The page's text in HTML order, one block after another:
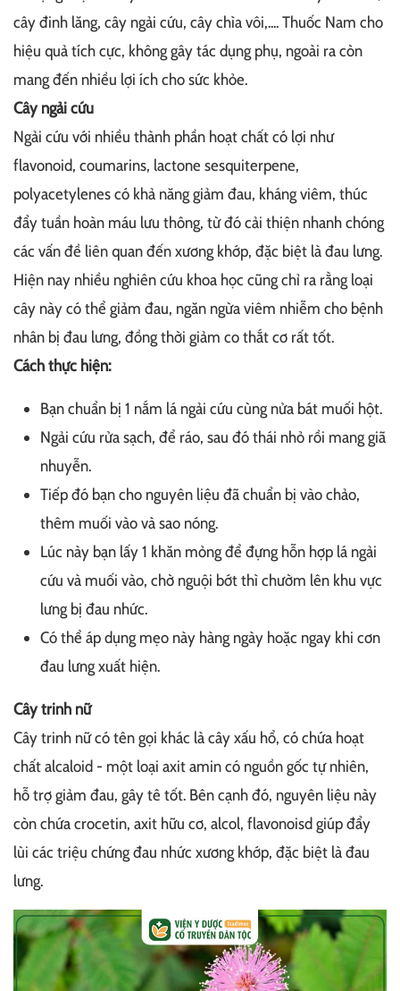
cây đinh lăng, cây ngải cứu, cây chìa vôi,.... Thuốc Nam cho
hiệu quả tích cực, không gây tác dụng phụ, ngoài ra còn
mang đến nhiều lợi ích cho sức khỏe.
Cây ngải cứu
Ngải cứu với nhiều thành phần hoạt chất có lợi như
flavonoid, coumarins, lactone sesquiterpene,
polyacetylenes có khả năng giảm đau, kháng viêm, thúc
đẩy tuần hoàn máu lưu thông, từ đó cải thiện nhanh chóng
các vấn đề liên quan đến xương khớp, đặc biệt là đau lưng.
Hiện nay nhiều nghiên cứu khoa học cũng chỉ ra rằng loại
cây này có thể giảm đau, ngăn ngừa viêm nhiễm cho bệnh
nhân bị đau lưng, đồng thời giảm co thắt cơ rất tốt.
Cách thực hiện:
Bạn chuẩn bị 1 nắm lá ngải cứu cùng nửa bát muối hột.
Ngải cứu rửa sạch, để ráo, sau đó thái nhỏ rồi mang giã
nhuyễn.
Tiếp đó bạn cho nguyên liệu đã chuẩn bị vào chảo,
thêm muối vào và sao nóng.
Lúc này bạn lấy 1 khăn mỏng để đựng hỗn hợp lá ngải
cứu và muối vào, chờ nguội bớt thì chườm lên khu vực
lưng bị đau nhức.
Có thể áp dụng mẹo này hàng ngày hoặc ngay khi cơn
đau lưng xuất hiện.
Cây trinh nữ
Cây trinh nữ có tên gọi khác là cây xấu hổ, có chứa hoạt
chất alcaloid - một loại axit amin có nguồn gốc tự nhiên,
hỗ trợ giảm đau, gây tê tốt. Bên cạnh đó, nguyên liệu này
còn chứa crocetin, axit hữu cơ, alcol, flavonoisd giúp đẩy
lùi các triệu chứng đau nhức xương khớp, đặc biệt là đau
lưng.